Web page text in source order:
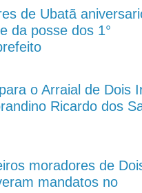
de Ubatã
da posse dos 1°
o Arraial de Dois
Ricardo dos
moradores de
mandatos no